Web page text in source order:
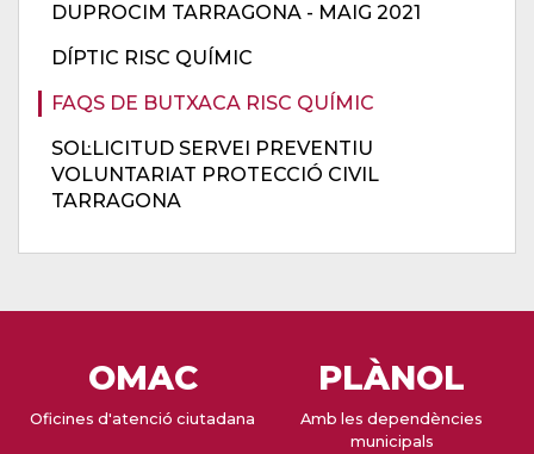
DUPROCIM TARRAGONA - MAIG 2021
DÍPTIC RISC QUÍMIC
FAQS DE BUTXACA RISC QUÍMIC
SOL·LICITUD SERVEI PREVENTIU
VOLUNTARIAT PROTECCIÓ CIVIL
TARRAGONA
OMAC
Oficines d'atenció ciutadana
PLÀNOL
Amb les dependències
municipals